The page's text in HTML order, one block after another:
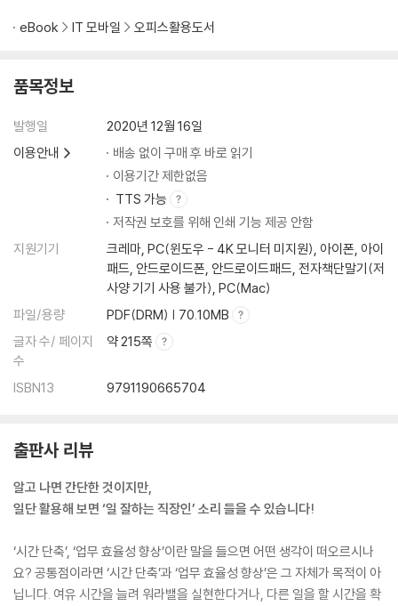
_ AND 검색 · 56
_ OR 검색 · 57
_ 기간 지정 검색 · 58
_ 비슷한 이미지 검색하기 · 58
13 구글 검색 제안 기능으로 키워드 입력 시간 줄이기 · 60
_ 엣지에서 방문 기록을 남기지 않고 열람하기 · 62
_ 크롬에서 게스트 모드 표시하기 · 63
15 웹페이지 즐겨찾기(북마크) 관리하기 · 67
_ 엣지에서 즐겨찾기 등록하기 · 67
_ 크롬에서 즐겨찾기 등록하기 · 70
_ 이전 페이지를 시작 페이지로 설정하기 · 75
_ 엣지에서 기본 검색엔진 변경하기 · 76
17 손쉬운 구글 검색 기능 · 80
eBook IT 모바일 오피스활용도서
품목정보
발행일
2020년 12월 16일
이용안내
배송 없이 구매 후 바로 읽기
이용기간 제한없음
TTS 가능
저작권 보호를 위해 인쇄 기능 제공 안함
지원기기
크레마, PC(윈도우 - 4K 모니터 미지원), 아이폰, 아이
패드, 안드로이드폰, 안드로이드패드, 전자책단말기(저
사양 기기 사용 불가), PC(Mac)
파일/용량
PDF(DRM) | 70.10MB
글자 수/ 페이지
수
약 215쪽
ISBN13 9791190665704
출판사 리뷰
알고 나면 간단한 것이지만,
일단 활용해 보면 ‘일 잘하는 직장인’ 소리 들을 수 있습니다!
‘시간 단축’, ‘업무 효율성 향상’이란 말을 들으면 어떤 생각이 떠오르시나
요? 공통점이라면 ‘시간 단축’과 ‘업무 효율성 향상’은 그 자체가 목적이 아
닙니다. 여유 시간을 늘려 워라밸을 실현한다거나, 다른 일을 할 시간을 확